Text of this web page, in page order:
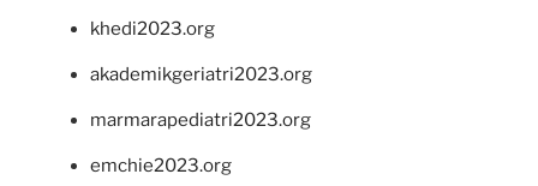
khedi2023.org
akademikgeriatri2023.org
marmarapediatri2023.org
emchie2023.org